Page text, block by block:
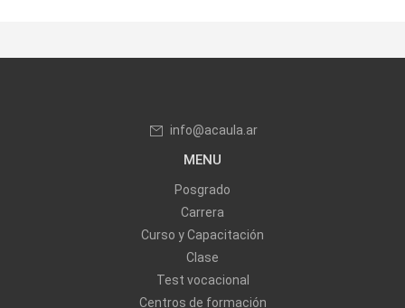
info@acaula.ar
MENU
Posgrado
Carrera
Curso y Capacitación
Clase
Test vocacional
Centros de formación